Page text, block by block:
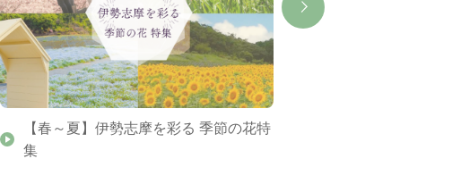
【春～夏】伊勢志摩を彩る 季節の花特
集